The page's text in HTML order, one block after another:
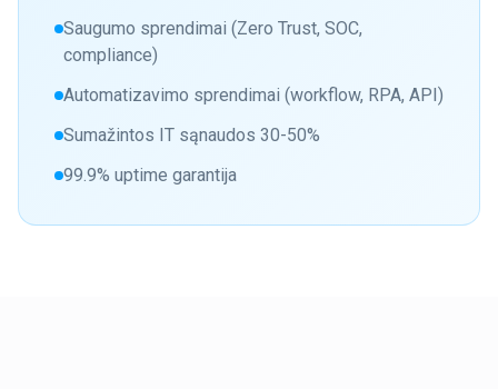
Saugumo sprendimai (Zero Trust, SOC,
compliance)
Automatizavimo sprendimai (workflow, RPA, API)
Sumažintos IT sąnaudos 30-50%
99.9% uptime garantija